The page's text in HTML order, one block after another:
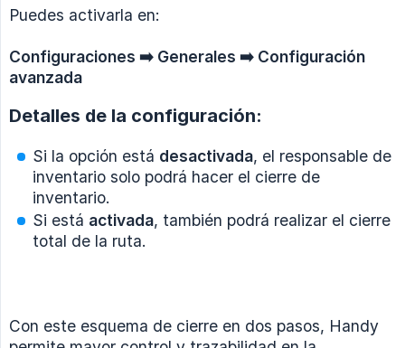
Puedes activarla en:
Configuraciones ➡️ Generales ➡️ Configuración
avanzada
Detalles de la configuración:
Si la opción está desactivada, el responsable de
inventario solo podrá hacer el cierre de
inventario.
Si está activada, también podrá realizar el cierre
total de la ruta.
Con este esquema de cierre en dos pasos, Handy